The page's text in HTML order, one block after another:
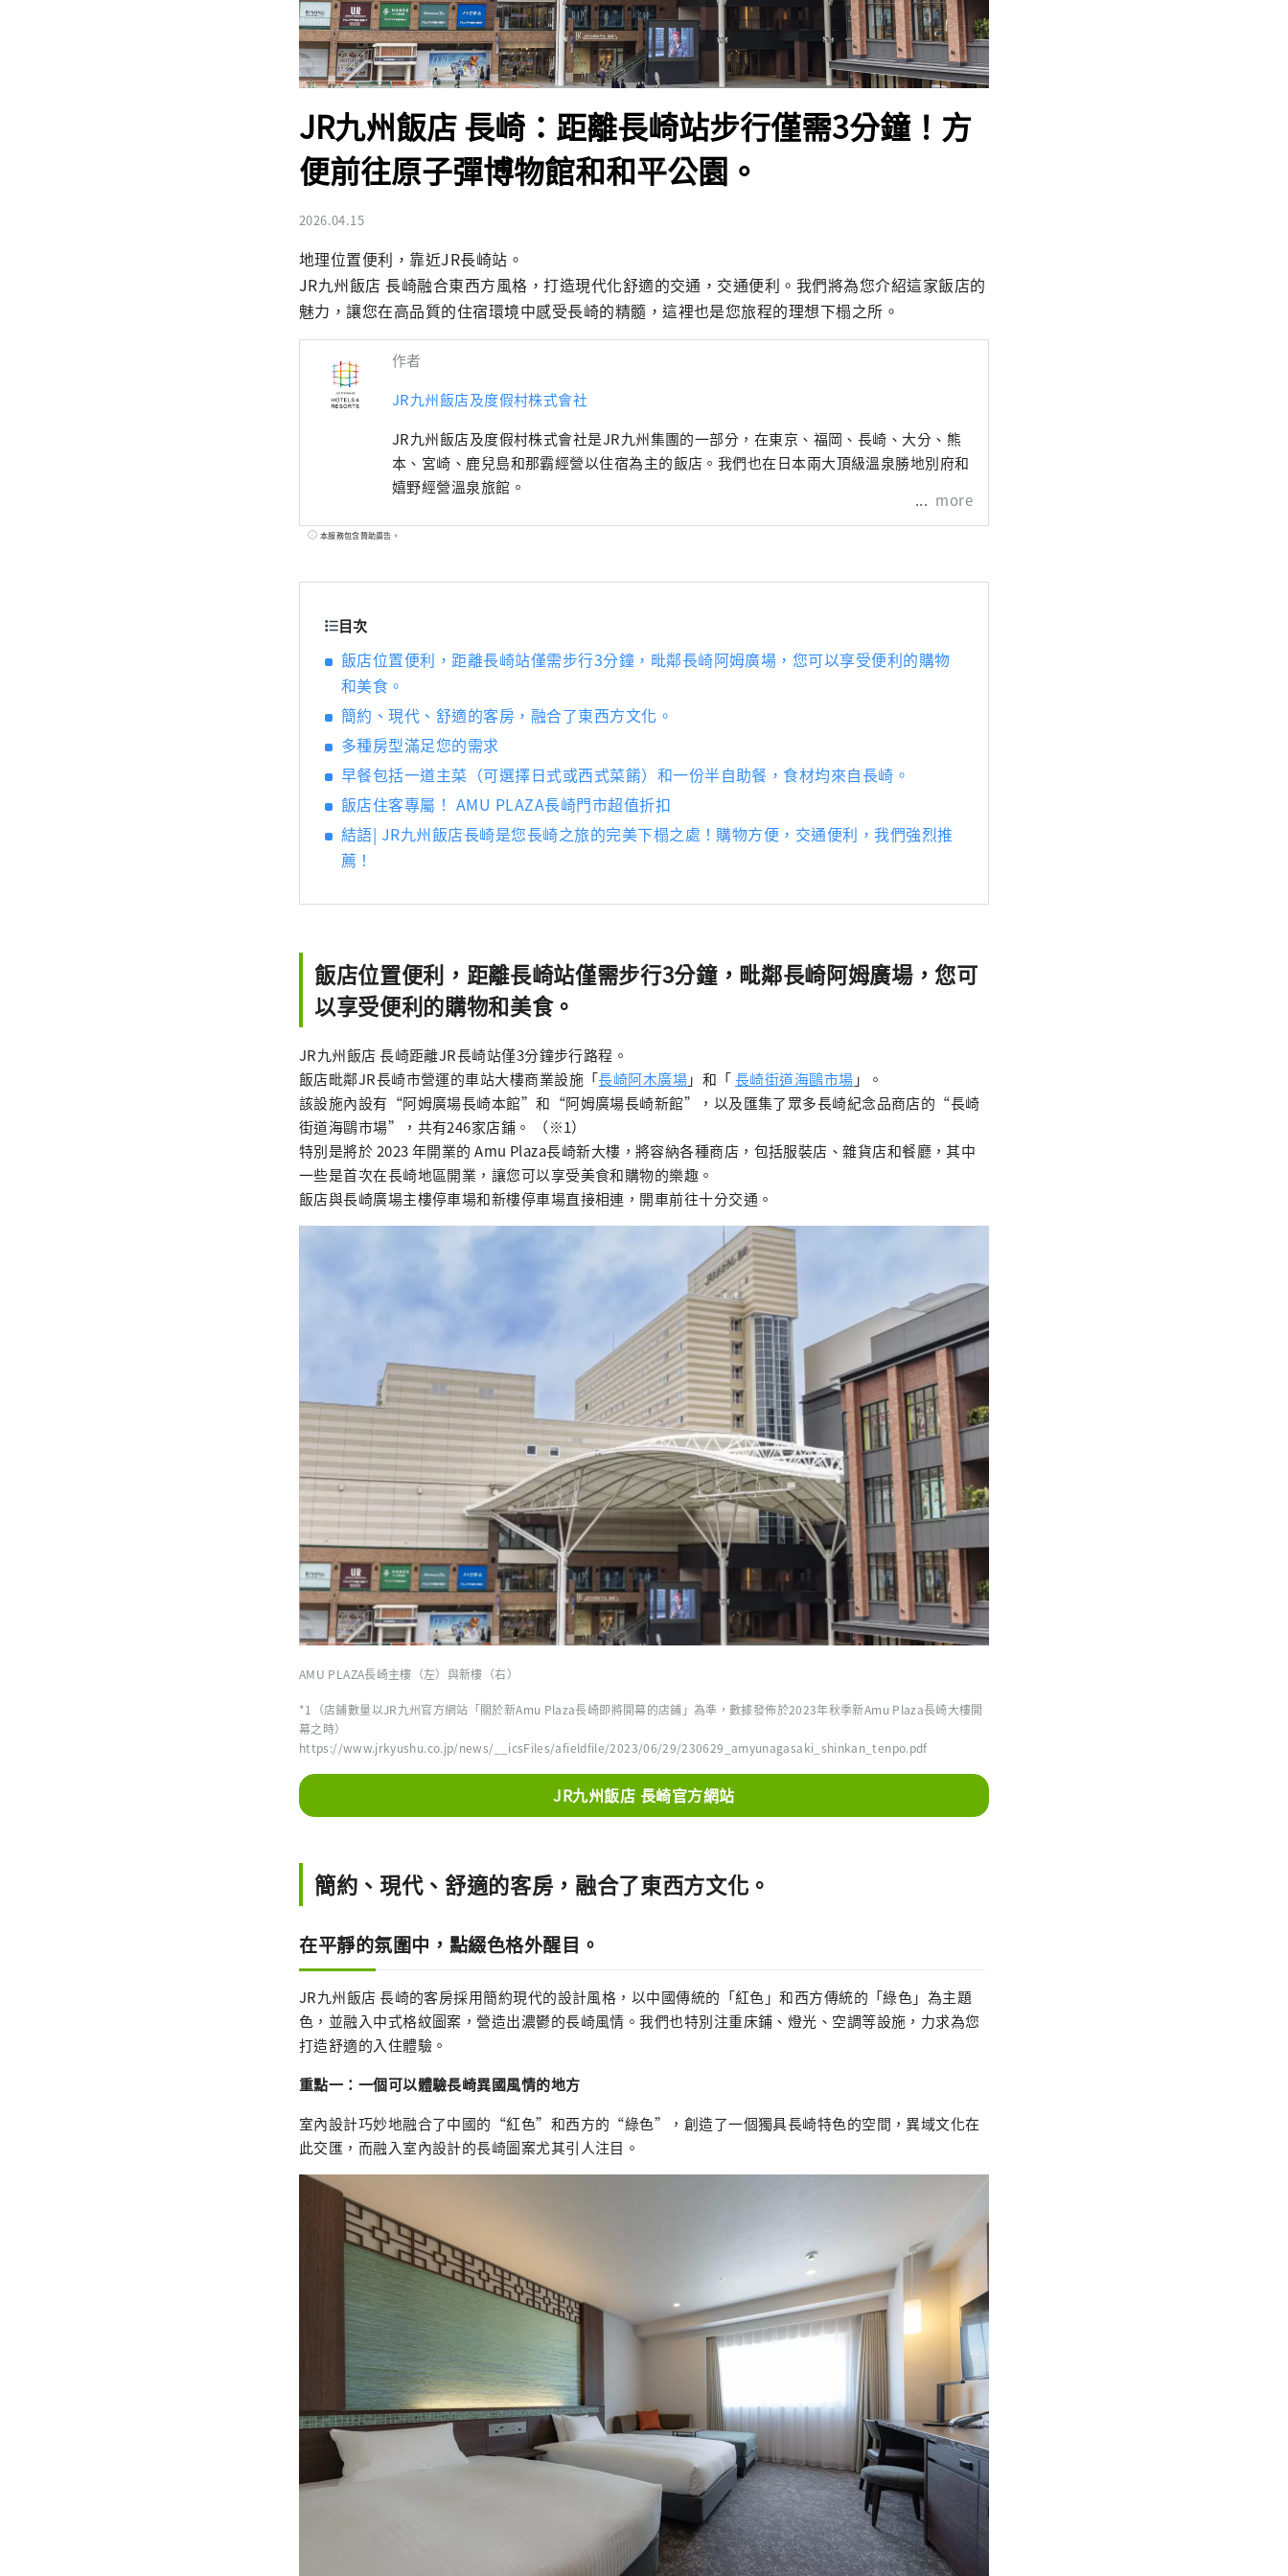
JR九州飯店 長崎：距離長崎站步行僅需3分鐘！方
便前往原子彈博物館和和平公園。
2026.04.15
地理位置便利，靠近JR長崎站。
JR九州飯店 長崎融合東西方風格，打造現代化舒適的交通，交通便利。我們將為您介紹這家飯店的
魅力，讓您在高品質的住宿環境中感受長崎的精髓，這裡也是您旅程的理想下榻之所。
作者
JR九州飯店及度假村株式會社
JR九州飯店及度假村株式會社是JR九州集團的一部分，在東京、福岡、長崎、大分、熊
本、宮崎、鹿兒島和那霸經營以住宿為主的飯店。我們也在日本兩大頂級溫泉勝地別府和
嬉野經營溫泉旅館。
more
本服務包含贊助廣告。
目次
飯店位置便利，距離長崎站僅需步行3分鐘，毗鄰長崎阿姆廣場，您可以享受便利的購物
和美食。
簡約、現代、舒適的客房，融合了東西方文化。
多種房型滿足您的需求
早餐包括一道主菜（可選擇日式或西式菜餚）和一份半自助餐，食材均來自長崎。
飯店住客專屬！ AMU PLAZA長崎門市超值折扣
結語| JR九州飯店長崎是您長崎之旅的完美下榻之處！購物方便，交通便利，我們強烈推
薦！
飯店位置便利，距離長崎站僅需步行3分鐘，毗鄰長崎阿姆廣場，您可
以享受便利的購物和美食。
JR九州飯店 長崎距離JR長崎站僅3分鐘步行路程。
飯店毗鄰JR長崎市營運的車站大樓商業設施「長崎阿木廣場」和「長崎街道海鷗市場 」。
該設施內設有“阿姆廣場長崎本館”和“阿姆廣場長崎新館”，以及匯集了眾多長崎紀念品商店的“長崎
街道海鷗市場”，共有246家店鋪。 （※1）
特別是將於 2023 年開業的 Amu Plaza長崎新大樓，將容納各種商店，包括服裝店、雜貨店和餐廳，其中
一些是首次在長崎地區開業，讓您可以享受美食和購物的樂趣。
飯店與長崎廣場主樓停車場和新樓停車場直接相連，開車前往十分交通。
AMU PLAZA長崎主樓（左）與新樓（右）
*1（店鋪數量以JR九州官方網站「關於新Amu Plaza長崎即將開幕的店鋪」為準，數據發佈於2023年秋季新Amu Plaza長崎大樓開
幕之時）
https://www.jrkyushu.co.jp/news/__icsFiles/afieldfile/2023/06/29/230629_amyunagasaki_shinkan_tenpo.pdf
JR九州飯店 長崎官方網站
簡約、現代、舒適的客房，融合了東西方文化。
在平靜的氛圍中，點綴色格外醒目。
JR九州飯店 長崎的客房採用簡約現代的設計風格，以中國傳統的「紅色」和西方傳統的「綠色」為主題
色，並融入中式格紋圖案，營造出濃鬱的長崎風情。我們也特別注重床鋪、燈光、空調等設施，力求為您
打造舒適的入住體驗。
重點一：一個可以體驗長崎異國風情的地方
室內設計巧妙地融合了中國的“紅色”和西方的“綠色”，創造了一個獨具長崎特色的空間，異域文化在
此交匯，而融入室內設計的長崎圖案尤其引人注目。